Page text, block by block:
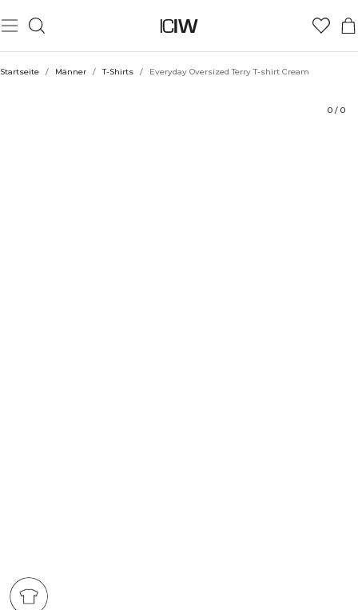
Startseite / Männer / T-Shirts / Everyday Oversized Terry T-shirt Cream
0 / 0